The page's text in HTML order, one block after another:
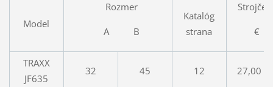
Model
Rozmer
A B
Katalóg
strana
€
TRAXX
JF635
32 45 12 27,00 €